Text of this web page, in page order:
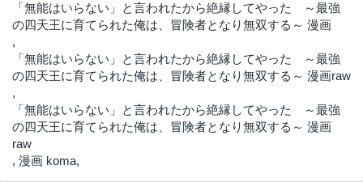
第43話
3年前
第42話
2年前
第41話
3年前 3年前
3年前 3年前
第37話
3年前
第36話
「無能はいらない」と言われたから絶縁してやった ～最強
の四天王に育てられた俺は、冒険者となり無双する～ 漫画
,
「無能はいらない」と言われたから絶縁してやった ～最強
の四天王に育てられた俺は、冒険者となり無双する～ 漫画raw
,
「無能はいらない」と言われたから絶縁してやった ～最強
の四天王に育てられた俺は、冒険者となり無双する～ 漫画
raw
, 漫画 koma,